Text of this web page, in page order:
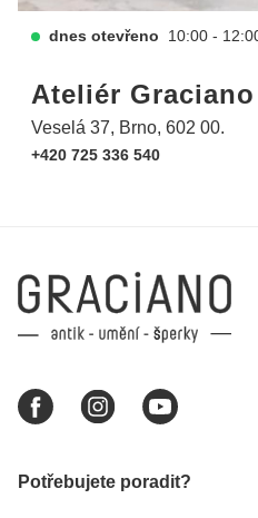
dnes otevřeno 10:00 -
Ateliér
Veselá 37, Brno, 602 00.
+420 725 336 540
Potřebujete poradit?